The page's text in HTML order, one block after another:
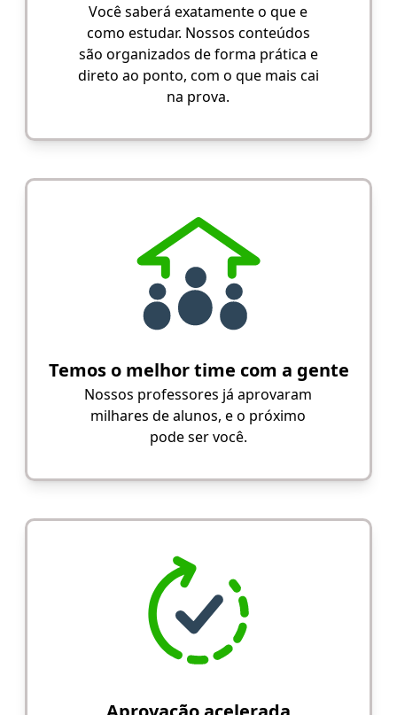
Você saberá exatamente o que e
como estudar. Nossos conteúdos
são organizados de forma prática e
direto ao ponto, com o que mais cai
na prova.
Temos o melhor time com a gente
Nossos professores já aprovaram
milhares de alunos, e o próximo
pode ser você.